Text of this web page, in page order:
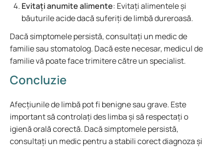
Evitați anumite alimente: Evitați alimentele și
băuturile acide dacă suferiți de limbă dureroasă.
Dacă simptomele persistă, consultați un medic de
familie sau stomatolog. Dacă este necesar, medicul de
familie vă poate face trimitere către un specialist.
Concluzie
Afecțiunile de limbă pot fi benigne sau grave. Este
important să controlați des limba și să respectați o
igienă orală corectă. Dacă simptomele persistă,
consultați un medic pentru a stabili corect diagnoza și